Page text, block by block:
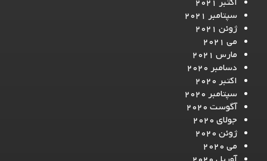
سپتامبر 2021
ژوئن 2021
می 2021
مارس 2021
دسامبر 2020
اکتبر 2020
سپتامبر 2020
آگوست 2020
جولای 2020
ژوئن 2020
می 2020